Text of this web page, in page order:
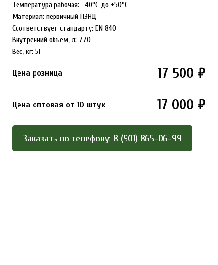
Температура рабочая: -40°С до +50°С
Материал: первичный ПЭНД
Соответствует стандарту: EN 840
Внутренний объем, л: 770
Вес, кг: 51
Цена розница 17 500 ₽
Цена оптовая от 10 штук 17 000 ₽
Заказать по телефону: 8 (901) 865-06-99